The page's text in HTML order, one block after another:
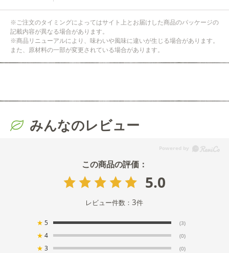
※ご注文のタイミングによってはサイト上とお届けした商品のパッケージの
記載内容が異なる場合があります。
※商品リニューアルにより、味わいや風味に違いが生じる場合があります。
また、原材料の一部が変更されている場合があります。
みんなのレビュー
5.0
レビュー件数：3件
★ 5 (3)
★ 4 (0)
★ 3 (0)